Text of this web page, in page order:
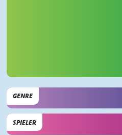
GENRE
SPIELER